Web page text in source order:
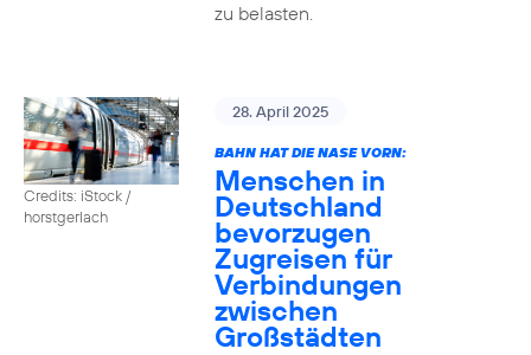
zu belasten.
Credits: iStock /
horstgerlach
28. April 2025
BAHN HAT DIE NASE VORN:
Menschen in
Deutschland
bevorzugen
Zugreisen für
Verbindungen
zwischen
Großstädten